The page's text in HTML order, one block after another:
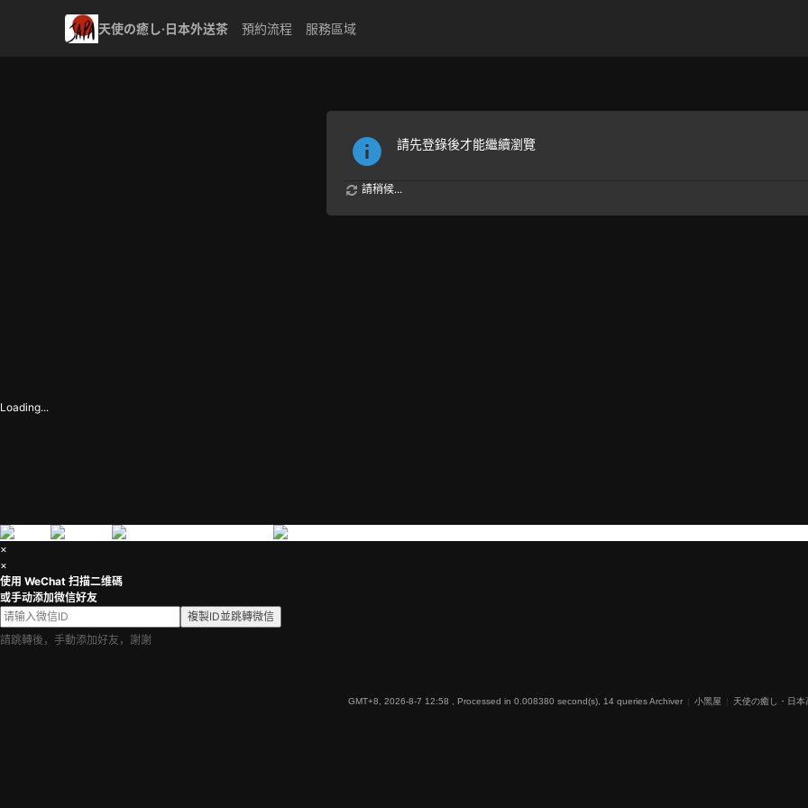
天使の癒し·日本外送茶 預約流程 服務區域
請先登錄後才能繼續瀏覽
請稍候...
Loading...
×
×
使用 WeChat 扫描二维碼
或手动添加微信好友
複製ID並跳轉微信
請跳轉後，手動添加好友，謝謝
GMT+8, 2026-8-7 12:58 , Processed in 0.008380 second(s), 14 queriesArchiver | 小黑屋 | 天使の癒し・日本